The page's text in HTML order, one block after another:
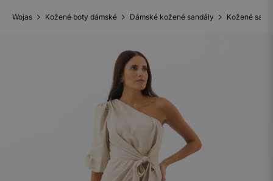
Wojas Kožené boty dámské Dámské kožené sandály Kožené